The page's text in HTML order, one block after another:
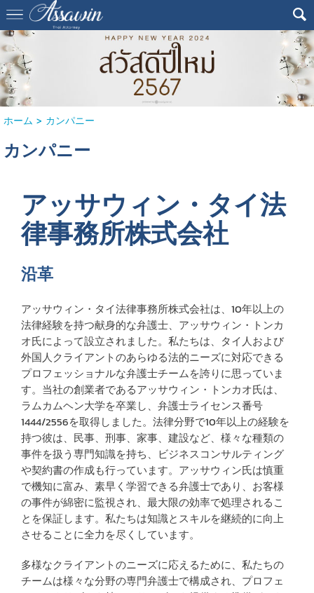
ホーム > カンパニー
カンパニー
アッサウィン・タイ法
律事務所株式会社
沿革
アッサウィン・タイ法律事務所株式会社は、10年以上の
法律経験を持つ献身的な弁護士、アッサウィン・トンカ
オ氏によって設立されました。私たちは、タイ人および
外国人クライアントのあらゆる法的ニーズに対応できる
プロフェッショナルな弁護士チームを誇りに思っていま
す。当社の創業者であるアッサウィン・トンカオ氏は、
ラムカムヘン大学を卒業し、弁護士ライセンス番号
1444/2556を取得しました。法律分野で10年以上の経験を
持つ彼は、民事、刑事、家事、建設など、様々な種類の
事件を扱う専門知識を持ち、ビジネスコンサルティング
や契約書の作成も行っています。アッサウィン氏は慎重
で機知に富み、素早く学習できる弁護士であり、お客様
の事件が綿密に監視され、最大限の効率で処理されるこ
とを保証します。私たちは知識とスキルを継続的に向上
させることに全力を尽くしています。
多様なクライアントのニーズに応えるために、私たちの
チームは様々な分野の専門弁護士で構成され、プロフェ